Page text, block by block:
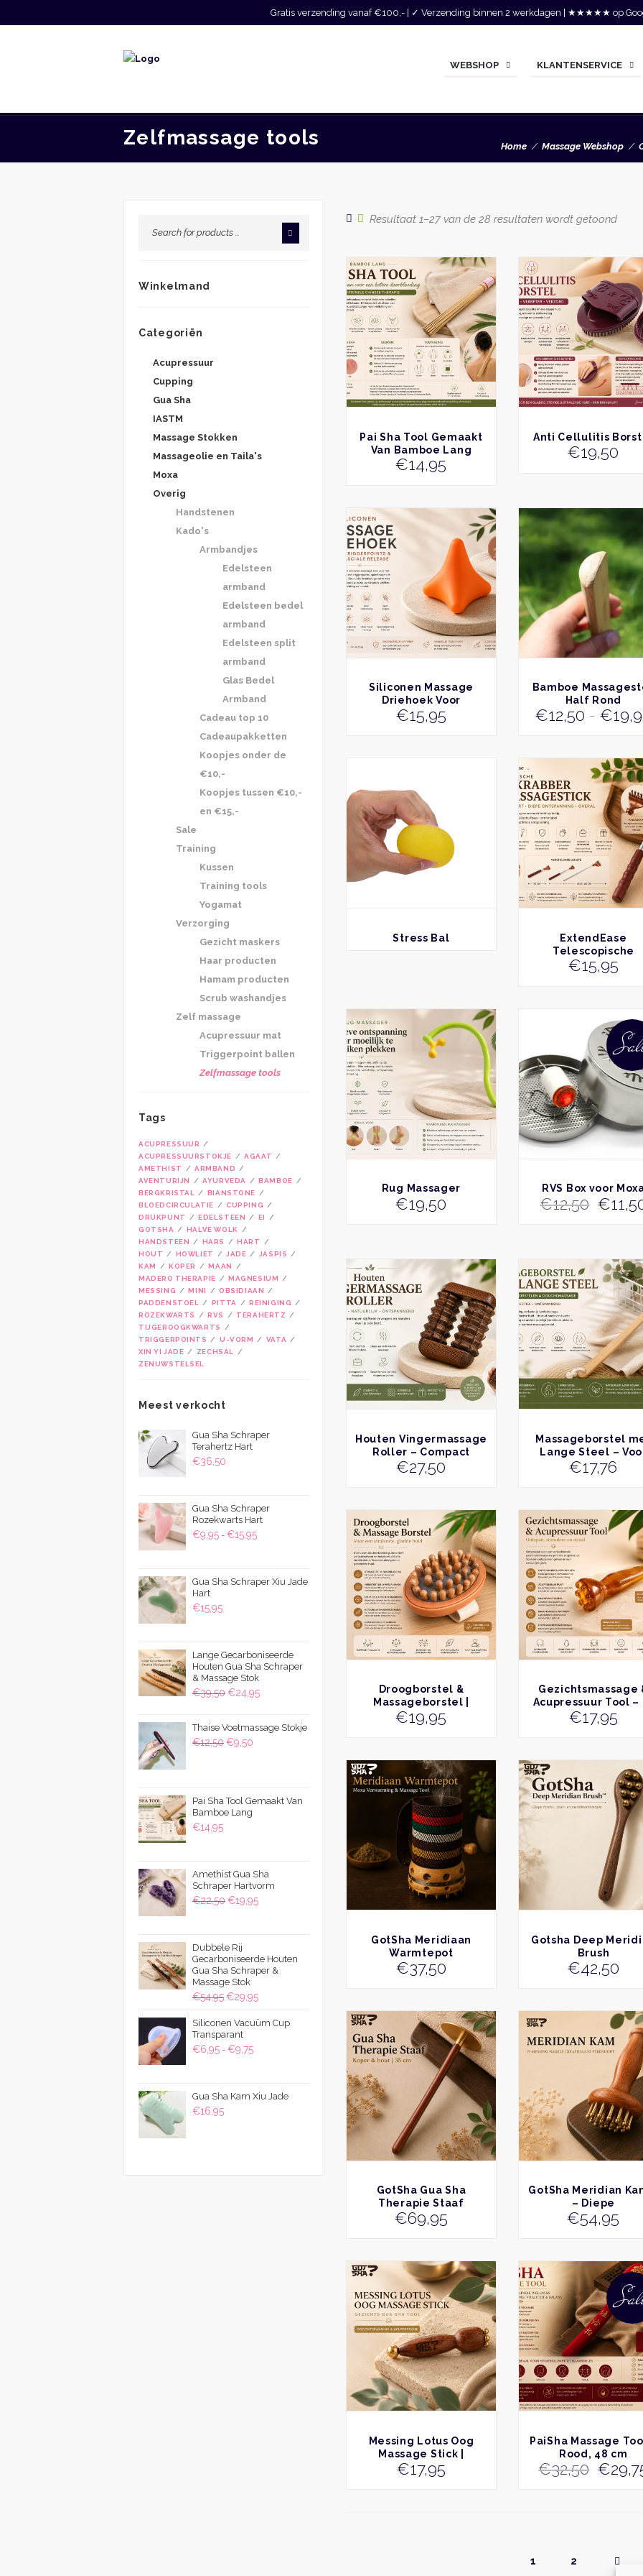
Gratis verzending vanaf €100,- | ✓ Verzending binnen 2 werkdagen | ★★★★★ op
WEBSHOP KLANTENSERVICE
Zelfmassage tools Home Massage Webshop
Resultaat 1–27 van de 28 resultaten wordt getoond
BEKIJK
Pai Sha Tool Gemaakt
Van Bamboe Lang
€14,95
BEKIJK
Anti Cellulitis
€19,50
BEKIJK
Dit
product
meerdere
variaties.
Deze
optie
kan
gekozen
worden
Siliconen Massage
Driehoek Voor
Triggerpoints
€15,95
BEKIJK
Bamboe
Half Rond
€12,50 - €
BEKIJKStress Bal BEKIJKExtendEase
Telescopische
Rugkrabber &
Massagestick
€15,95
BEKIJKRug Massager
€19,50
BEKIJK
RVS Box voor
€12,50 €
BEKIJK
Houten Vingermassage
Roller – Compact
Handmassageapparaat
€27,50
BEKIJK
Massageborstel
Lange Steel –
Droogborstelen &
Douchemassage
€17,76
BEKIJKDroogborstel &
Massageborstel |
Tegen Cellulitis & Voor
Doorbloeding
€19,95
BEKIJK
Gezichtsmassage
Acupressuur Tool –
in-1 Massage Tool
7 Massagepunten
€17,95
BEKIJK
GotSha Meridiaan
Warmtepot
€37,50
BEKIJK
Gotsha Deep
Brush
€42,50
BEKIJK
GotSha Gua Sha
Therapie Staaf
€69,95
BEKIJK
GotSha Meridian
– Diepe
Meridiaanmassage
met 19 Messing
€54,95
BEKIJK
Messing Lotus Oog
Massage Stick |
Acupressuur &
Oogmassage | Gotsha®
€17,95
BEKIJK
PaiSha Massage
Rood, 48 cm
€32,50
prijs
€
1 2
Winkelmand
Categoriën
Acupressuur
Cupping
Gua Sha
IASTM
Massage Stokken
Massageolie en Taila's
Moxa
Overig
Handstenen
Kado's
Armbandjes
Edelsteen
armband
Edelsteen bedel
armband
Edelsteen split
armband
Glas Bedel
Armband
Cadeau top 10
Cadeaupakketten
Koopjes onder de
€10,-
Koopjes tussen €10,-
en €15,-
Sale
Training
Kussen
Training tools
Yogamat
Verzorging
Gezicht maskers
Haar producten
Hamam producten
Scrub washandjes
Zelf massage
Acupressuur mat
Triggerpoint ballen
Zelfmassage tools
Tags
ACUPRESSUUR
ACUPRESSUURSTOKJE
AGAAT
AMETHIST
ARMBAND
AVENTURIJN
AYURVEDA
BAMBOE
BERGKRISTAL
BIANSTONE
BLOEDCIRCULATIE
CUPPING
DRUKPUNT
EDELSTEEN
EI
GOTSHA
HALVE WOLK
HANDSTEEN
HARS
HART
HOUT
HOWLIET JADE
JASPIS
KAM
KOPER
MAAN
MADERO THERAPIE
MAGNESIUM
MESSING
MINI
OBSIDIAAN
PADDENSTOEL
PITTA
REINIGING
ROZEKWARTS
RVS
TERAHERTZ
TIJGEROOGKWARTS
TRIGGERPOINTS
U-VORM
VATA
XIN YI JADE
ZECHSAL
ZENUWSTELSEL
Meest verkocht
Gua Sha Schraper
Terahertz Hart
€36,50
Gua Sha Schraper
Rozekwarts Hart
€9,95 - €15,95Prijsklasse:
€15,95
Gua Sha Schraper Xiu Jade
Hart
€15,95
Lange Gecarboniseerde
Houten Gua Sha Schraper
& Massage Stok
€39,50 Oorspronkelijke
was:
€39,50.
€24,95Huidige
is:
Thaise Voetmassage Stokje
€12,50 Oorspronkelijke
€9,50Huidige
Pai Sha Tool Gemaakt Van
Bamboe Lang
€14,95
Amethist Gua Sha
Schraper Hartvorm
€22,50 Oorspronkelijke
€22,50.
€19,95Huidige
Dubbele Rij
Gecarboniseerde Houten
Gua Sha Schraper &
Massage Stok
€54,95 Oorspronkelijke
was:
€54,95.
€29,95Huidige
Siliconen Vacuüm Cup
Transparant
€6,95 - €9,75Prijsklasse:
€9,75
Gua Sha Kam Xiu Jade
€16,95